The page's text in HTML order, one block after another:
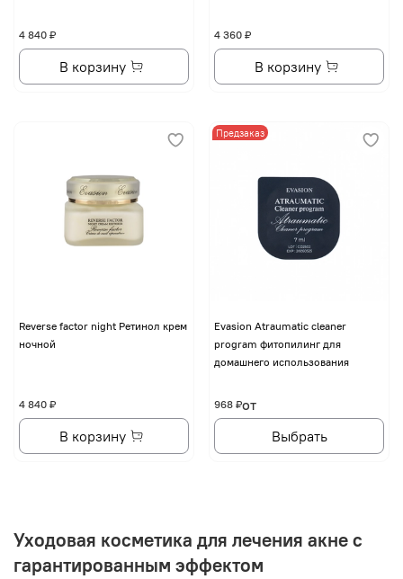
4 840 ₽
В корзину
4 360 ₽
В корзину
Reverse factor night Ретинол крем
ночной
4 840 ₽
В корзину
Предзаказ
Evasion Atraumatic cleaner
program фитопилинг для
домашнего использования
от
968 ₽
Выбрать
Уходовая косметика для лечения акне с
гарантированным эффектом